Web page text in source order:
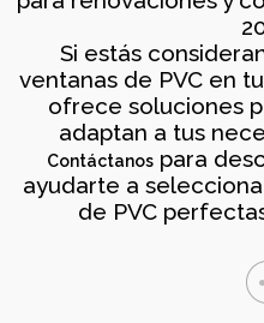
Si estás
ventanas de PVC en
ofrece soluciones
adaptan a tus
Contáctanos para
ayudarte a
de PVC